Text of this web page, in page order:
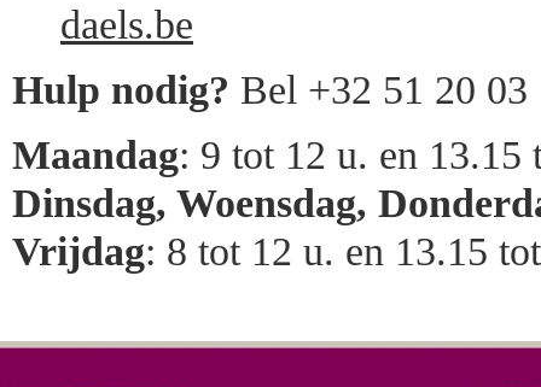
daels.be
Hulp nodig? Bel +32 51 20 03
Maandag: 9 tot 12 u. en 13.15
Dinsdag, Woensdag,
Vrijdag: 8 tot 12 u. en 13.15